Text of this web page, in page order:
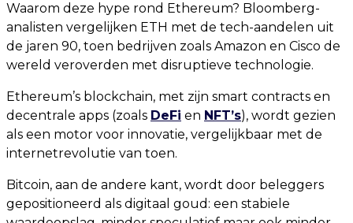
Waarom deze hype rond Ethereum? Bloomberg-
analisten vergelijken ETH met de tech-aandelen uit
de jaren 90, toen bedrijven zoals Amazon en Cisco de
wereld veroverden met disruptieve technologie.
Ethereum’s blockchain, met zijn smart contracts en
decentrale apps (zoals DeFi en NFT’s), wordt gezien
als een motor voor innovatie, vergelijkbaar met de
internetrevolutie van toen.
Bitcoin, aan de andere kant, wordt door beleggers
gepositioneerd als digitaal goud: een stabiele